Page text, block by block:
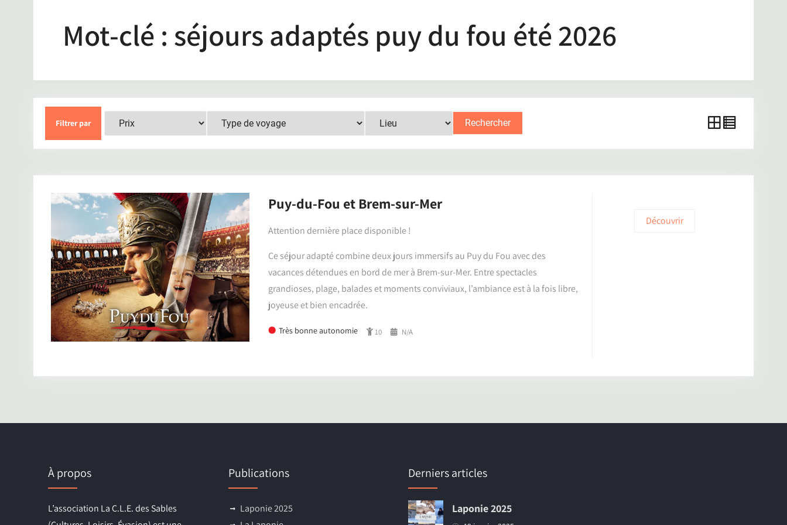
Mot-clé : séjours adaptés puy du fou été 2026
Filtrer par Rechercher
Puy-du-Fou et Brem-sur-Mer
Attention dernière place disponible !
Ce séjour adapté combine deux jours immersifs au Puy du Fou avec des
vacances détendues en bord de mer à Brem-sur-Mer. Entre spectacles
grandioses, plage, balades et moments conviviaux, l’ambiance est à la fois libre,
joyeuse et bien encadrée.
Très bonne autonomie 10 N/A
Découvrir
À propos
L’association La C.L.E. des Sables
Publications
Laponie 2025
Derniers articles
Laponie 2025